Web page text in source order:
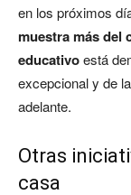
en los próximos
muestra más del
educativoestá
excepcional y de
adelante.
Otras
casa